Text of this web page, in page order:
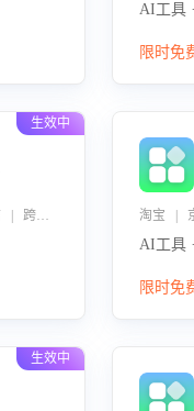
AI工具
限时免
生效中
京东 | 快手 | 抖音 | 淘宝 | 小红书 | 得物 | 企业微信 | 跨平台 淘宝 |
AI工具
限时免
生效中